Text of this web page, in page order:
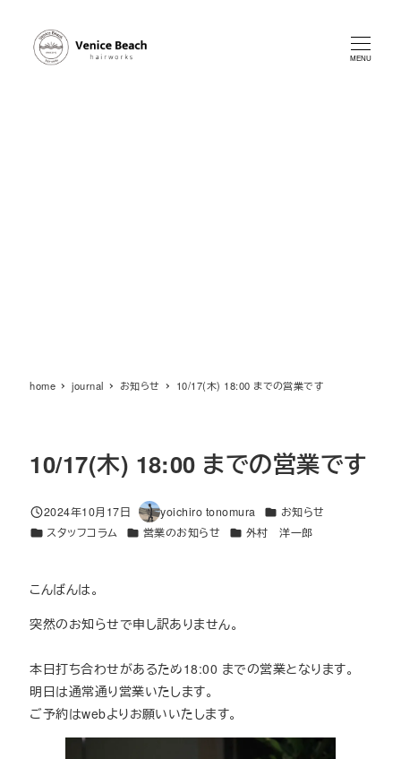
MENU
home journal お知らせ 10/17(木) 18:00 までの営業です
10/17(木) 18:00 までの営業です
投稿日
2024年10月17日
著
者
yoichiro tonomura カテゴリー
お知らせ
カテゴリー
スタッフコラム カテゴリー
営業のお知らせ カテゴリー
外村 洋一郎
こんばんは。
突然のお知らせで申し訳ありません。
本日打ち合わせがあるため18:00 までの営業となります。
明日は通常通り営業いたします。
ご予約はwebよりお願いいたします。